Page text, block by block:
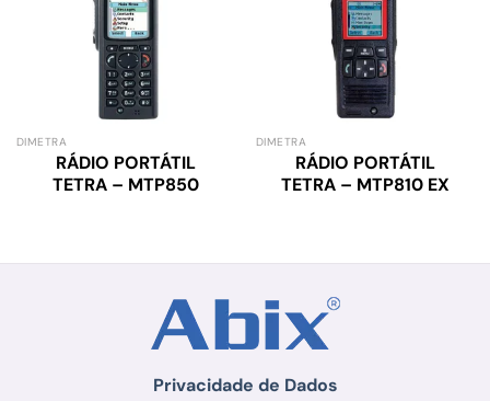
DIMETRA
RÁDIO PORTÁTIL
TETRA – MTP850
DIMETRA
RÁDIO PORTÁTIL
TETRA – MTP810 EX
Privacidade de Dados